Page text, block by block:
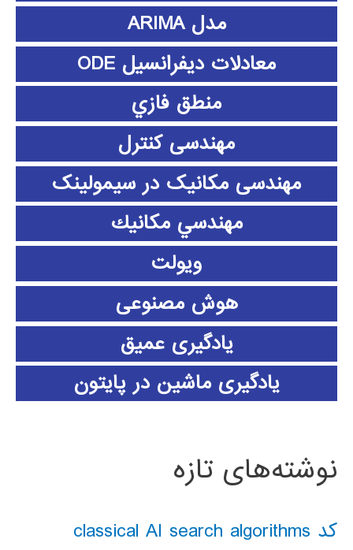
مدل ARIMA
معادلات دیفرانسیل ODE
منطق فازي
مهندسی کنترل
مهندسی مکانیک در سیمولینک
مهندسي مكانيك
ویولت
هوش مصنوعی
یادگیری عمیق
یادگیری ماشین در پایتون
نوشته‌های تازه
کد classical AI search algorithms